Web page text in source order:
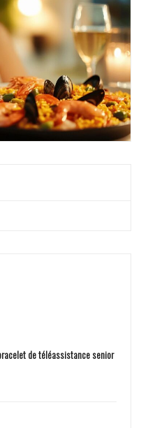
de téléassistance senior